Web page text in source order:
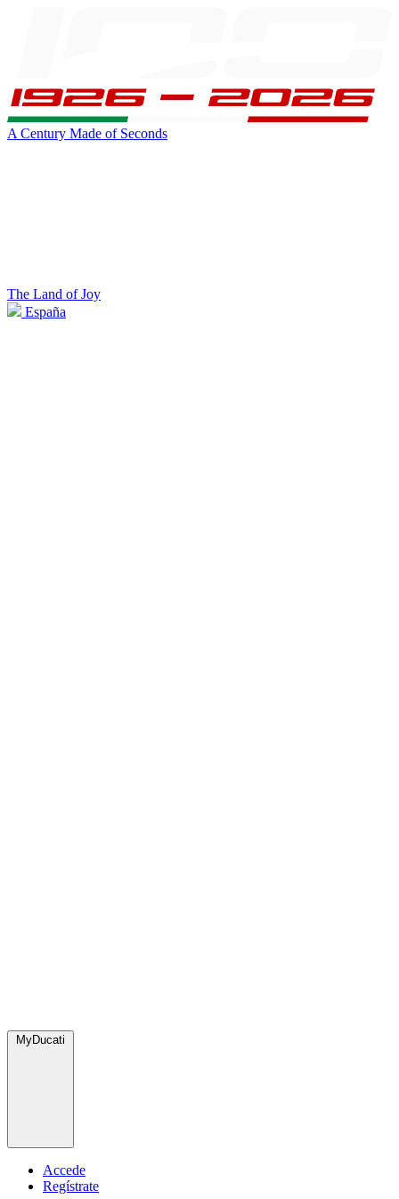
A Century Made of Seconds
The Land of Joy
España
MyDucati
Accede
Regístrate